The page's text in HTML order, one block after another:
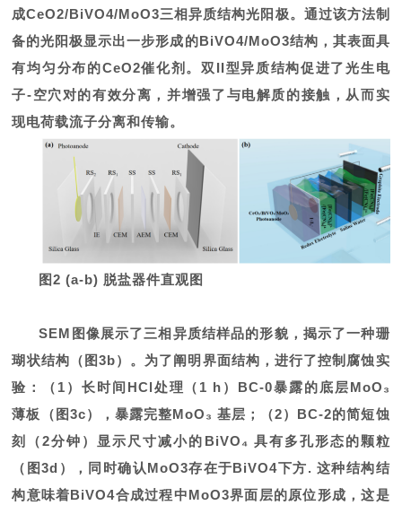
成CeO2/BiVO4/MoO3三相异质结构光阳极。通过该方法制
备的光阳极显示出一步形成的BiVO4/MoO3结构，其表面具
有均匀分布的CeO2催化剂。双II型异质结构促进了光生电
子-空穴对的有效分离，并增强了与电解质的接触，从而实
现电荷载流子分离和传输。
图2 (a-b) 脱盐器件直观图
SEM图像展示了三相异质结样品的形貌，揭示了一种珊
瑚状结构（图3b）。为了阐明界面结构，进行了控制腐蚀实
验：（1）长时间HCl处理（1 h）BC-0暴露的底层MoO₃
薄板（图3c），暴露完整MoO₃ 基层；（2）BC-2的简短蚀
刻（2分钟）显示尺寸减小的BiVO₄ 具有多孔形态的颗粒
（图3d），同时确认MoO3存在于BiVO4下方. 这种结构结
构意味着BiVO4合成过程中MoO3界面层的原位形成，这是